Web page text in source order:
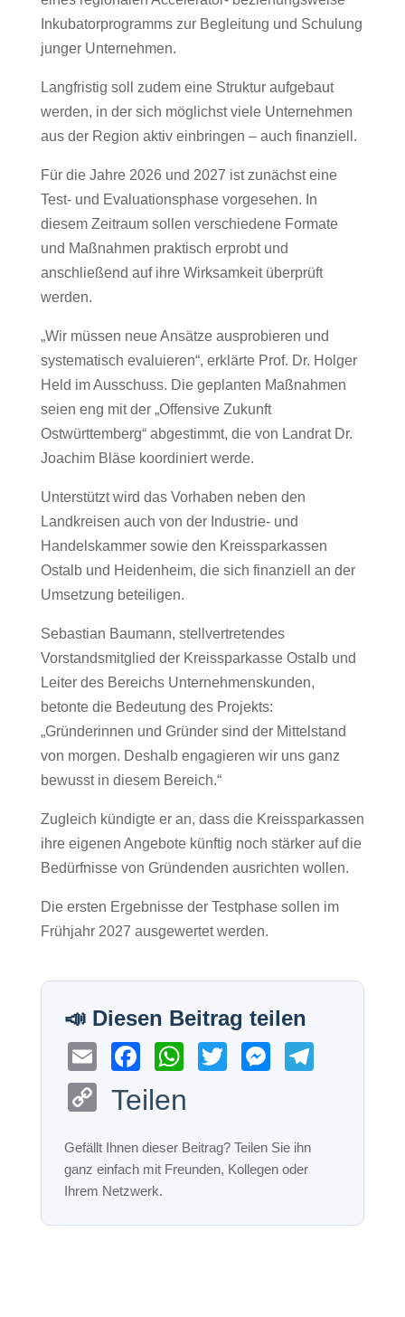
Inkubatorprogramms zur Begleitung und Schulung
junger Unternehmen.
Langfristig soll zudem eine Struktur aufgebaut
werden, in der sich möglichst viele Unternehmen
aus der Region aktiv einbringen – auch finanziell.
Für die Jahre 2026 und 2027 ist zunächst eine
Test- und Evaluationsphase vorgesehen. In
diesem Zeitraum sollen verschiedene Formate
und Maßnahmen praktisch erprobt und
anschließend auf ihre Wirksamkeit überprüft
werden.
„Wir müssen neue Ansätze ausprobieren und
systematisch evaluieren“, erklärte Prof. Dr. Holger
Held im Ausschuss. Die geplanten Maßnahmen
seien eng mit der „Offensive Zukunft
Ostwürttemberg“ abgestimmt, die von Landrat Dr.
Joachim Bläse koordiniert werde.
Unterstützt wird das Vorhaben neben den
Landkreisen auch von der Industrie- und
Handelskammer sowie den Kreissparkassen
Ostalb und Heidenheim, die sich finanziell an der
Umsetzung beteiligen.
Sebastian Baumann, stellvertretendes
Vorstandsmitglied der Kreissparkasse Ostalb und
Leiter des Bereichs Unternehmenskunden,
betonte die Bedeutung des Projekts:
„Gründerinnen und Gründer sind der Mittelstand
von morgen. Deshalb engagieren wir uns ganz
bewusst in diesem Bereich.“
Zugleich kündigte er an, dass die Kreissparkassen
ihre eigenen Angebote künftig noch stärker auf die
Bedürfnisse von Gründenden ausrichten wollen.
Die ersten Ergebnisse der Testphase sollen im
Frühjahr 2027 ausgewertet werden.
E
m
ail
a
c
e
b
o
o
W
h
at
s
A
p
er
M
e
n
er
C
p
y
Teilen